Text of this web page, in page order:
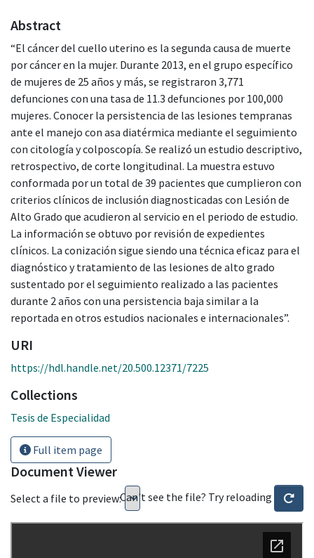
Abstract
“El cáncer del cuello uterino es la segunda causa de muerte
por cáncer en la mujer. Durante 2013, en el grupo específico
de mujeres de 25 años y más, se registraron 3,771
defunciones con una tasa de 11.3 defunciones por 100,000
mujeres. Conocer la persistencia de las lesiones tempranas
ante el manejo con asa diatérmica mediante el seguimiento
con citología y colposcopía. Se realizó un estudio descriptivo,
retrospectivo, de corte longitudinal. La muestra estuvo
conformada por un total de 39 pacientes que cumplieron con
criterios clínicos de inclusión diagnosticadas con Lesión de
Alto Grado que acudieron al servicio en el periodo de estudio.
La información se obtuvo por revisión de expedientes
clínicos. La conización sigue siendo una técnica eficaz para el
diagnóstico y tratamiento de las lesiones de alto grado
sustentado por el seguimiento realizado a las pacientes
durante 2 años con una persistencia baja similar a la
reportada en otros estudios nacionales e internacionales”.
URI
https://hdl.handle.net/20.500.12371/7225
Collections
Tesis de Especialidad
Full item page
Document Viewer
Select a file to preview:Can't see the file? Try reloading